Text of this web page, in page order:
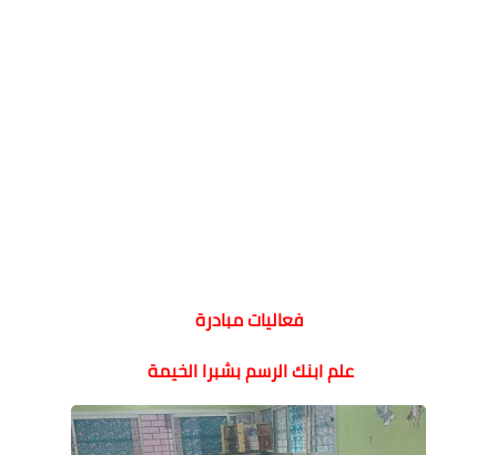
فعاليات مبادرة
علم ابنك الرسم بشبرا الخيمة